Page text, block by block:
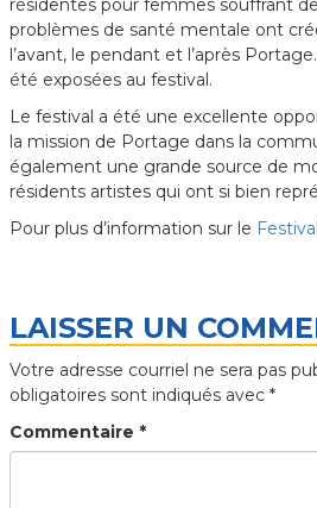
résidentes pour femmes souffrant
problèmes de santé mentale ont
l’avant, le pendant et l’après
été exposées au festival.
Le festival a été une excellente
la mission de Portage dans la
également une grande source de
résidents artistes qui ont si bien
Pour plus d’information sur le
LAISSER UN
Votre adresse courriel ne sera pas
obligatoires sont indiqués avec *
Commentaire *